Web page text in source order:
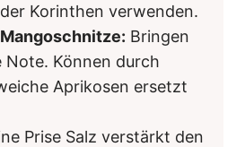
Korinthen verwenden.
Bringen
Note. Können durch
Aprikosen ersetzt
Prise Salz verstärkt den